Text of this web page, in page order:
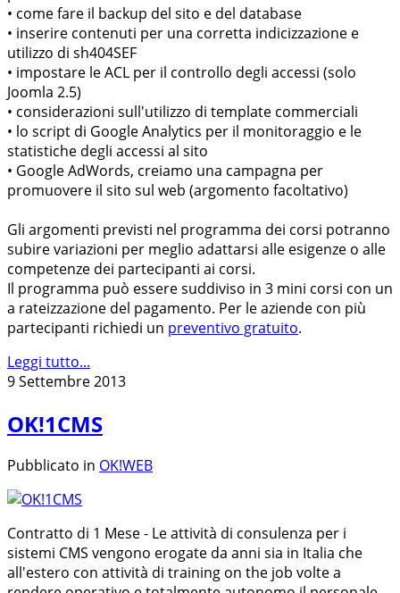
• come fare il backup del sito e del database
• inserire contenuti per una corretta indicizzazione e
utilizzo di sh404SEF
• impostare le ACL per il controllo degli accessi (solo
Joomla 2.5)
• considerazioni sull'utilizzo di template commerciali
• lo script di Google Analytics per il monitoraggio e le
statistiche degli accessi al sito
• Google AdWords, creiamo una campagna per
promuovere il sito sul web (argomento facoltativo)
Gli argomenti previsti nel programma dei corsi potranno
subire variazioni per meglio adattarsi alle esigenze o alle
competenze dei partecipanti ai corsi.
Il programma può essere suddiviso in 3 mini corsi con un
a rateizzazione del pagamento. Per le aziende con più
partecipanti richiedi un preventivo gratuito.
Leggi tutto...
9 Settembre 2013
OK!1CMS
Pubblicato in OK!WEB
Contratto di 1 Mese - Le attività di consulenza per i
sistemi CMS vengono erogate da anni sia in Italia che
all'estero con attività di training on the job volte a